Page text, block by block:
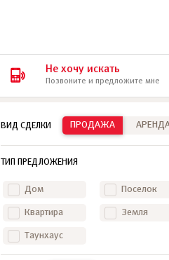
Не хочу искать
Позвоните и предложите мне
ПРОДАЖА
ВИД СДЕЛКИ
ТИП ПРЕДЛОЖЕНИЯ
Дом
Квартира
Таунхаус
Поселок
Земля